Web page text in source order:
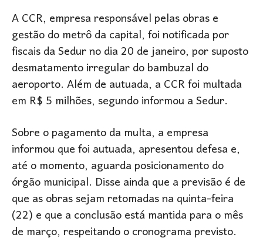
A CCR, empresa responsável pelas obras e
gestão do metrô da capital, foi notificada por
fiscais da Sedur no dia 20 de janeiro, por suposto
desmatamento irregular do bambuzal do
aeroporto. Além de autuada, a CCR foi multada
em R$ 5 milhões, segundo informou a Sedur.
Sobre o pagamento da multa, a empresa
informou que foi autuada, apresentou defesa e,
até o momento, aguarda posicionamento do
órgão municipal. Disse ainda que a previsão é de
que as obras sejam retomadas na quinta-feira
(22) e que a conclusão está mantida para o mês
de março, respeitando o cronograma previsto.